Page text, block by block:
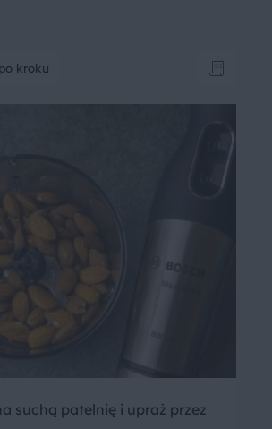
kroku
suchą patelnię i upraż przez